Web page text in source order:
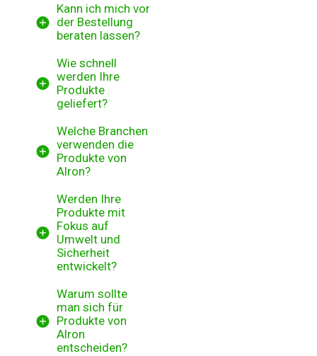
Kann ich mich vor
der Bestellung
beraten lassen?
Wie schnell
werden Ihre
Produkte
geliefert?
Welche Branchen
verwenden die
Produkte von
Alron?
Werden Ihre
Produkte mit
Fokus auf
Umwelt und
Sicherheit
entwickelt?
Warum sollte
man sich für
Produkte von
Alron
entscheiden?